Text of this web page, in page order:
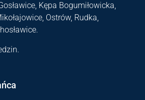
Kępa Bogumiłowicka,
Ostrów, Rudka,